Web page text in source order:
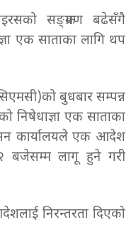
सङ्क्रमण बढेसँगै
एक साताका लागि थप
बुधबार सम्पन्न
एक साताका
कार्यालयले एक आदेश
बजेसम्म लागू हुने गरी
निरन्तरता दिएको